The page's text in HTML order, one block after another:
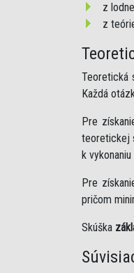
z
z
Teoretická
Každá
Pre
teoretickej
k
Pre
pričom
Skúška